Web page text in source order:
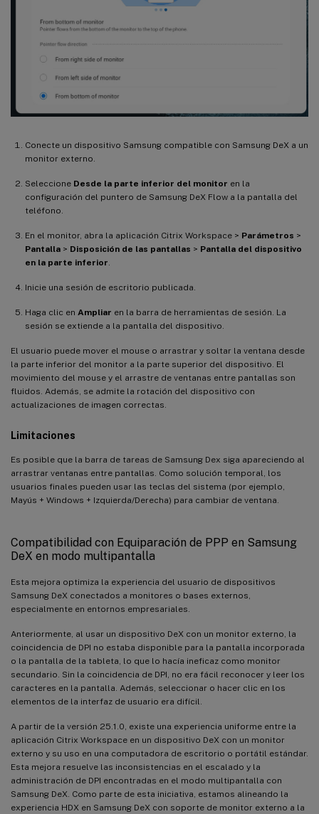
Conecte un dispositivo Samsung compatible con Samsung DeX a un
monitor externo.
Seleccione Desde la parte inferior del monitor en la
configuración del puntero de Samsung DeX Flow a la pantalla del
teléfono.
En el monitor, abra la aplicación Citrix Workspace > Parámetros >
Pantalla > Disposición de las pantallas > Pantalla del dispositivo
en la parte inferior.
Inicie una sesión de escritorio publicada.
Haga clic en Ampliar en la barra de herramientas de sesión. La
sesión se extiende a la pantalla del dispositivo.
El usuario puede mover el mouse o arrastrar y soltar la ventana desde
la parte inferior del monitor a la parte superior del dispositivo. El
movimiento del mouse y el arrastre de ventanas entre pantallas son
fluidos. Además, se admite la rotación del dispositivo con
actualizaciones de imagen correctas.
Limitaciones
Es posible que la barra de tareas de Samsung Dex siga apareciendo al
arrastrar ventanas entre pantallas. Como solución temporal, los
usuarios finales pueden usar las teclas del sistema (por ejemplo,
Mayús + Windows + Izquierda/Derecha) para cambiar de ventana.
Compatibilidad con Equiparación de PPP en Samsung
DeX en modo multipantalla
Esta mejora optimiza la experiencia del usuario de dispositivos
Samsung DeX conectados a monitores o bases externos,
especialmente en entornos empresariales.
Anteriormente, al usar un dispositivo DeX con un monitor externo, la
coincidencia de DPI no estaba disponible para la pantalla incorporada
o la pantalla de la tableta, lo que lo hacía ineficaz como monitor
secundario. Sin la coincidencia de DPI, no era fácil reconocer y leer los
caracteres en la pantalla. Además, seleccionar o hacer clic en los
elementos de la interfaz de usuario era difícil.
A partir de la versión 25.1.0, existe una experiencia uniforme entre la
aplicación Citrix Workspace en un dispositivo DeX con un monitor
externo y su uso en una computadora de escritorio o portátil estándar.
Esta mejora resuelve las inconsistencias en el escalado y la
administración de DPI encontradas en el modo multipantalla con
Samsung DeX. Como parte de esta iniciativa, estamos alineando la
experiencia HDX en Samsung DeX con soporte de monitor externo a la